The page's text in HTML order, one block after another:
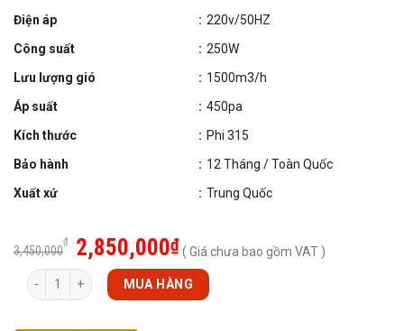
Điện áp
: 220v/50HZ
Công suất
: 250W
Lưu lượng gió
: 1500m3/h
Áp suất
: 450pa
Kích thước
: Phi 315
Bảo hành
: 12 Tháng / Toàn Quốc
Xuất xứ
: Trung Quốc
3,450,000
₫ 2,850,000₫( Giá chưa bao gồm VAT )
Số lượng
MUA HÀNG